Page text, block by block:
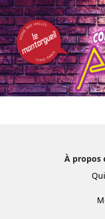
À propos